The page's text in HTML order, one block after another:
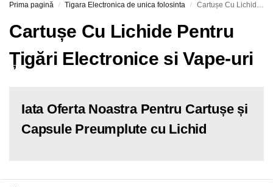
Prima pagină / Tigara Electronica de unica folosinta / Cartușe Cu Lichide Pentru Țigări Electronice si Vape-uri
Cartușe Cu Lichide Pentru
Țigări Electronice si Vape-uri
Iata Oferta Noastra Pentru Cartușe și
Capsule Preumplute cu Lichid